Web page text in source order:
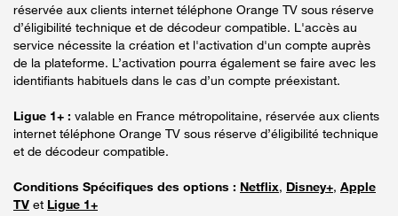
réservée aux clients internet téléphone Orange TV sous réserve
d’éligibilité technique et de décodeur compatible. L'accès au
service nécessite la création et l'activation d'un compte auprès
de la plateforme. L’activation pourra également se faire avec les
identifiants habituels dans le cas d’un compte préexistant.
Ligue 1+ : valable en France métropolitaine, réservée aux clients
internet téléphone Orange TV sous réserve d’éligibilité technique
et de décodeur compatible.
Conditions Spécifiques des options : Netflix, Disney+, Apple
TV et Ligue 1+